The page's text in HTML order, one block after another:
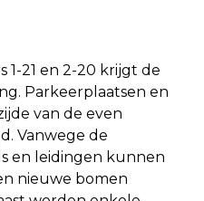
1-21 en 2-20 krijgt de
Parkeerplaatsen en
van de even
Vanwege de
en leidingen kunnen
nieuwe bomen